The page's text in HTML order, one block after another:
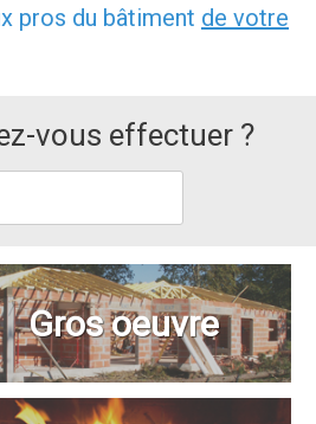
pros du bâtiment de votre
vous effectuer ?
Gros oeuvre